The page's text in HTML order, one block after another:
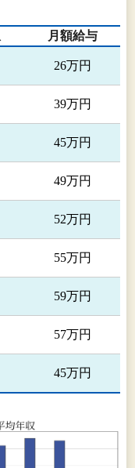
月額給与
26万円
39万円
45万円
49万円
52万円
55万円
59万円
57万円
45万円